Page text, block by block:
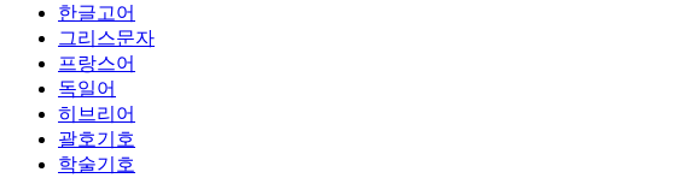
한글고어
그리스문자
프랑스어
독일어
히브리어
괄호기호
학술기호